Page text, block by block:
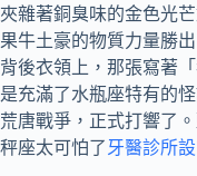
雜著銅臭味的金色光
牛土豪的物質力量勝
後衣領上，那張寫著
充滿了水瓶座特有
唐戰爭，正式打響了
座太可怕了 牙醫診所